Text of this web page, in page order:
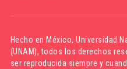
Hecho en México,Universidad
(UNAM), todos los derechos
ser reproducida siempre y